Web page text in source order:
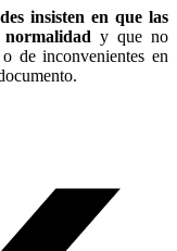
insisten en que las
y que no
de inconvenientes en